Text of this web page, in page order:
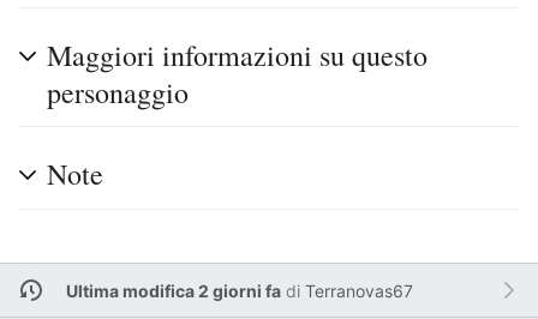
Maggiori informazioni su questo
personaggio
Note
Ultima modifica 2 giorni fadi Terranovas67